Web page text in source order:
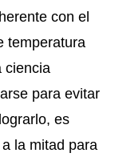
con el
temperatura
ciencia
para evitar
es
la mitad para